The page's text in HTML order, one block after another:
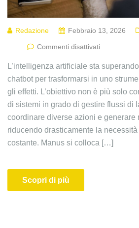
Redazione Febbraio 13, 2026
Commenti disattivati
L’intelligenza artificiale sta
chatbot per trasformarsi in uno
gli effetti. L’obiettivo non è più solo
di sistemi in grado di gestire flussi di
coordinare diverse azioni e generare
riducendo drasticamente la
costante. Manus si colloca […]
Scopri di più